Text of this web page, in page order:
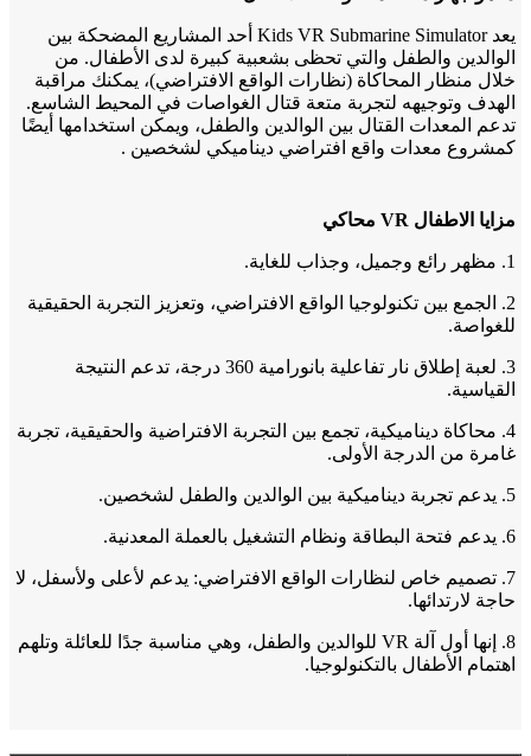
يعد Kids VR Submarine Simulator أحد المشاريع المضحكة بين
الوالدين والطفل والتي تحظى بشعبية كبيرة لدى الأطفال. من
خلال منظار المحاكاة (نظارات الواقع الافتراضي)، يمكنك مراقبة
الهدف وتوجيهه لتجربة متعة قتال الغواصات في المحيط الشاسع.
تدعم المعدات القتال بين الوالدين والطفل، ويمكن استخدامها أيضًا
كمشروع معدات واقع افتراضي ديناميكي لشخصين .
مزايا الاطفال VR محاكي
1. مظهر رائع وجميل، وجذاب للغاية.
2. الجمع بين تكنولوجيا الواقع الافتراضي، وتعزيز التجربة الحقيقية
للغواصة.
3. لعبة إطلاق نار تفاعلية بانورامية 360 درجة، تدعم النتيجة
القياسية.
4. محاكاة ديناميكية، تجمع بين التجربة الافتراضية والحقيقية، تجربة
غامرة من الدرجة الأولى.
5. يدعم تجربة ديناميكية بين الوالدين والطفل لشخصين.
6. يدعم فتحة البطاقة ونظام التشغيل بالعملة المعدنية.
7. تصميم خاص لنظارات الواقع الافتراضي: يدعم لأعلى ولأسفل، لا
حاجة لارتدائها.
8. إنها أول آلة VR للوالدين والطفل، وهي مناسبة جدًا للعائلة وتلهم
اهتمام الأطفال بالتكنولوجيا.